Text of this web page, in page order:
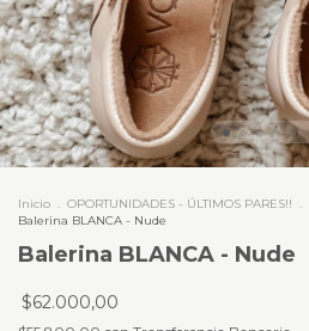
Inicio . OPORTUNIDADES - ÚLTIMOS PARES!! .
Balerina BLANCA - Nude
Balerina BLANCA - Nude
$62.000,00